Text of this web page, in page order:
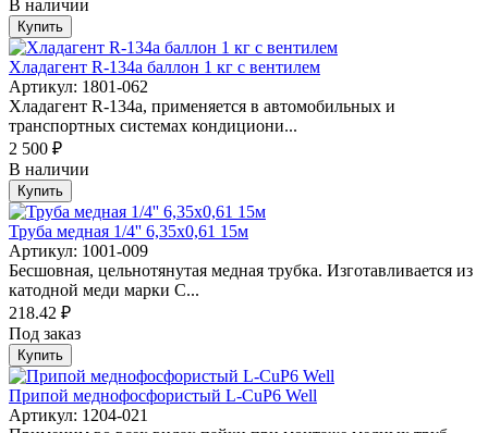
В наличии
Купить
Хладагент R-134а баллон 1 кг с вентилем
Артикул: 1801-062
Хладагент R-134a, применяется в автомобильных и
транспортных системах кондициони...
2 500 ₽
В наличии
Купить
Труба медная 1/4'' 6,35х0,61 15м
Артикул: 1001-009
Бесшовная, цельнотянутая медная трубка. Изготавливается из
катодной меди марки C...
218.42 ₽
Под заказ
Купить
Припой меднофосфористый L-CuP6 Well
Артикул: 1204-021